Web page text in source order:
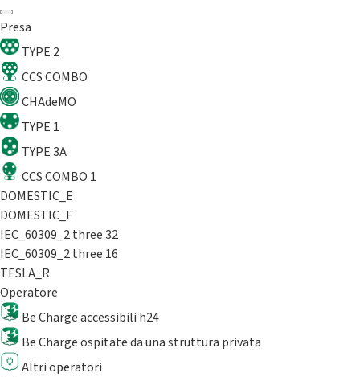
Presa
TYPE 2
CCS COMBO
CHAdeMO
TYPE 1
TYPE 3A
CCS COMBO 1
DOMESTIC_E
DOMESTIC_F
IEC_60309_2 three 32
IEC_60309_2 three 16
TESLA_R
Operatore
Be Charge accessibili h24
Be Charge ospitate da una struttura privata
Altri operatori